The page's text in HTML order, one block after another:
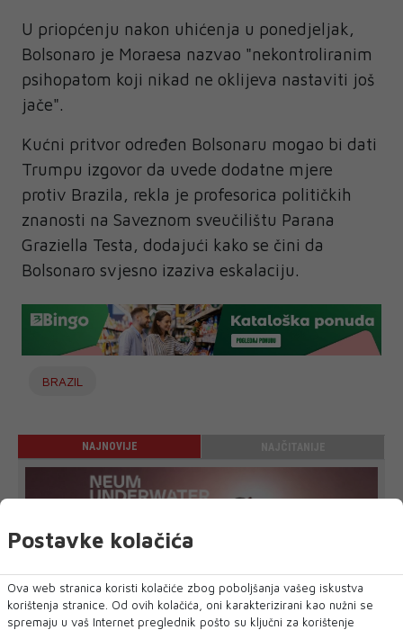
U priopćenju nakon uhićenja u ponedjeljak,
Bolsonaro je Moraesa nazvao "nekontroliranim
psihopatom koji nikad ne oklijeva nastaviti još
jače".
Kućni pritvor određen Bolsonaru mogao bi dati
Trumpu izgovor da uvede dodatne mjere
protiv Brazila, rekla je profesorica političkih
znanosti na Saveznom sveučilištu Parana
Graziella Testa, dodajući kako se čini da
Bolsonaro svjesno izaziva eskalaciju.
BRAZIL
NAJNOVIJE
NEUM UNDERWATER FILM FESTIVAL 2026.
Postavke kolačića
Ova web stranica koristi kolačiće zbog poboljšanja vašeg iskustva
korištenja stranice. Od ovih kolačića, oni karakterizirani kao nužni se
spremaju u vaš Internet preglednik pošto su ključni za korištenje